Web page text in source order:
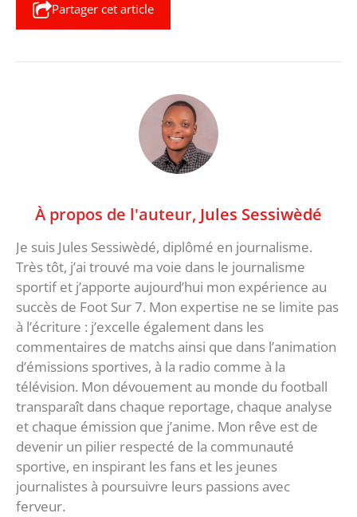
Partager cet article
À propos de l'auteur, Jules Sessiwèdé
Je suis Jules Sessiwèdé, diplômé en journalisme.
Très tôt, j’ai trouvé ma voie dans le journalisme
sportif et j’apporte aujourd’hui mon expérience au
succès de Foot Sur 7. Mon expertise ne se limite pas
à l’écriture : j’excelle également dans les
commentaires de matchs ainsi que dans l’animation
d’émissions sportives, à la radio comme à la
télévision. Mon dévouement au monde du football
transparaît dans chaque reportage, chaque analyse
et chaque émission que j’anime. Mon rêve est de
devenir un pilier respecté de la communauté
sportive, en inspirant les fans et les jeunes
journalistes à poursuivre leurs passions avec
ferveur.